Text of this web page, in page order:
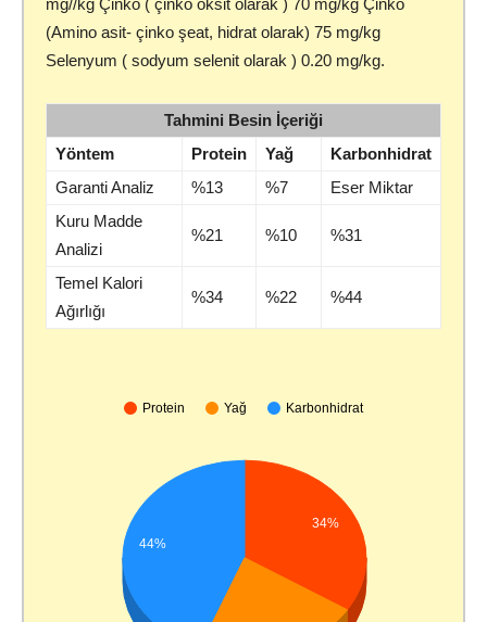
(Amino asit- çinko şeat, hidrat olarak) 75 mg/kg
Selenyum ( sodyum selenit olarak ) 0.20 mg/kg.
Tahmini Besin İçeriği
Yöntem
Protein Yağ
Karbonhidrat
Garanti Analiz
%13 %7
Eser Miktar
Kuru Madde
Analizi
%21 %10 %31
Temel Kalori
Ağırlığı
%34 %22 %44
Protein Yağ Karbonhidrat
34%
44%